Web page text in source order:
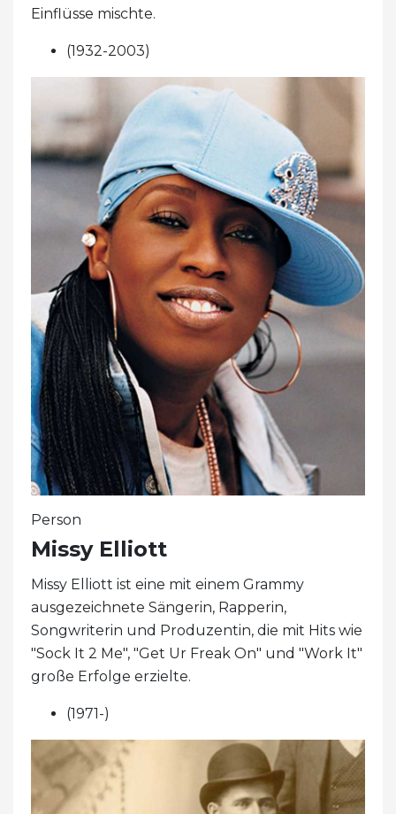
Einflüsse mischte.
(1932-2003)
Person
Missy Elliott
Missy Elliott ist eine mit einem Grammy
ausgezeichnete Sängerin, Rapperin,
Songwriterin und Produzentin, die mit Hits wie
"Sock It 2 ​​Me", "Get Ur Freak On" und "Work It"
große Erfolge erzielte.
(1971-)